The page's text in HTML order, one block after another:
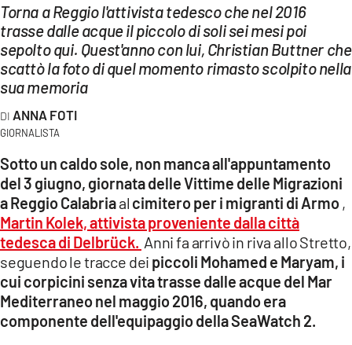
LAC ONAIR
LaC
Network
LACPLAY.IT
LACONAIR.IT
LACITYMAG.IT
ILREGGINO.IT
COSENZACHANNEL.IT
ILVIBONESE.IT
Torna a Reggio l'attivista tedesco che nel 2016
trasse dalle acque il piccolo di soli sei mesi poi
sepolto qui. Quest'anno con lui, Christian Buttner che
scattò la foto di quel momento rimasto scolpito nella
sua memoria
ANNA FOTI
GIORNALISTA
Sotto un caldo sole, non manca all'appuntamento
del 3 giugno, giornata delle Vittime delle Migrazioni
a Reggio Calabriaal cimitero per i migranti di Armo ,
Martin Kolek, attivista proveniente dalla città
tedesca di Delbrück. Anni fa arrivò in riva allo Stretto,
seguendo le tracce dei piccoli Mohamed e Maryam, i
cui corpicini senza vita trasse dalle acque del Mar
Mediterraneo nel maggio 2016, quando era
componente dell'equipaggio della SeaWatch 2.